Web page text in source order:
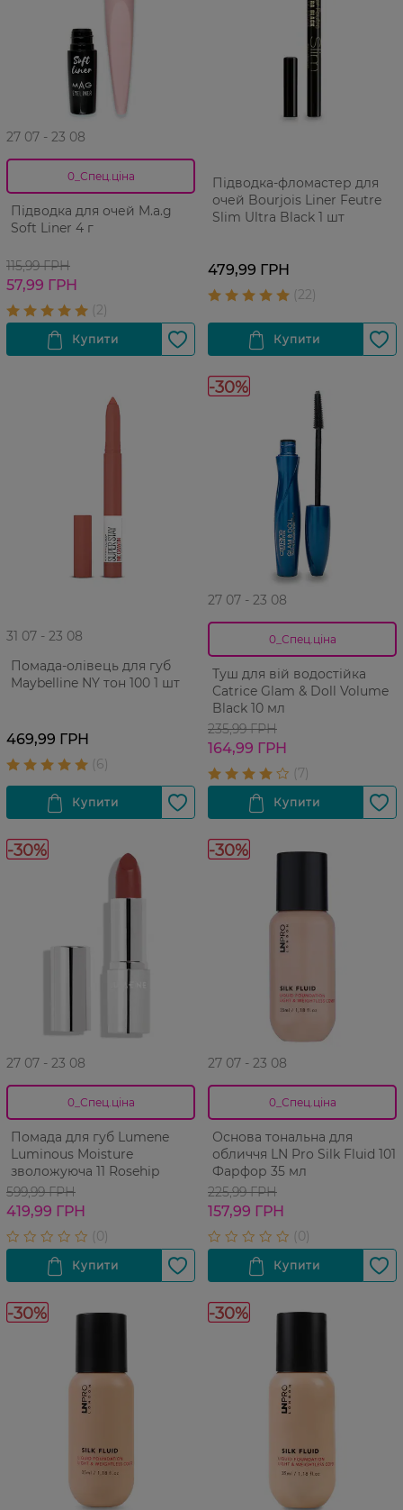
27 07 - 23 08
0_Спец.ціна
Підводка для очей M.a.g
Soft Liner 4 г
115,99 ГРН
57,99 ГРН
Підводка-фломастер для
очей Bourjois Liner Feutre
Slim Ultra Black 1 шт
479,99 ГРН
31 07 - 23 08
Помада-олівець для губ
Maybelline NY тон 100 1 шт
469,99 ГРН
-30%
27 07 - 23 08
0_Спец.ціна
Туш для вій водостійка
Catrice Glam & Doll Volume
Black 10 мл
235,99 ГРН
164,99 ГРН
-30%
27 07 - 23 08
0_Спец.ціна
Помада для губ Lumene
Luminous Moisture
зволожуюча 11 Rosehip
599,99 ГРН
419,99 ГРН
-30%
27 07 - 23 08
0_Спец.ціна
Основа тональна для
обличчя LN Pro Silk Fluid 101
Фарфор 35 мл
225,99 ГРН
157,99 ГРН
-30% -30%